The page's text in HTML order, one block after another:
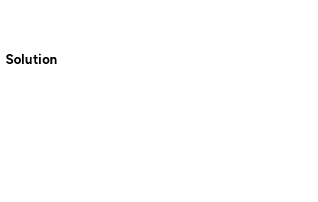
Solution